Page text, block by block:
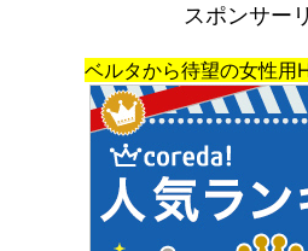
スポンサー
ベルタから待望の女性用